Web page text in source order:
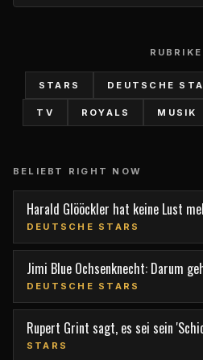
STARS DEUTSCHE
TV ROYALS MUSIK
BELIEBT RIGHT NOW
Harald Glööckler hat keine Lust
Berlin
DEUTSCHE STARS
Jimi Blue Ochsenknecht: Darum
den TV-Star
DEUTSCHE STARS
Rupert Grint sagt, es sei sein
Film 'Nightborn' mitzuspielen
STARS